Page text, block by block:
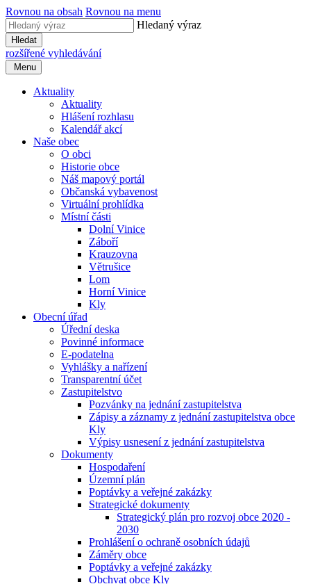
Rovnou na obsah Rovnou na menu
Hledaný výraz
Hledat
rozšířené vyhledávání
Menu
Aktuality
Aktuality
Hlášení rozhlasu
Kalendář akcí
Naše obec
O obci
Historie obce
Náš mapový portál
Občanská vybavenost
Virtuální prohlídka
Místní části
Dolní Vinice
Záboří
Krauzovna
Větrušice
Lom
Horní Vinice
Kly
Obecní úřad
Úřední deska
Povinné informace
E-podatelna
Vyhlášky a nařízení
Transparentní účet
Zastupitelstvo
Pozvánky na jednání zastupitelstva
Zápisy a záznamy z jednání zastupitelstva obce
Kly
Výpisy usnesení z jednání zastupitelstva
Dokumenty
Hospodaření
Územní plán
Poptávky a veřejné zakázky
Strategické dokumenty
Strategický plán pro rozvoj obce 2020 -
2030
Prohlášení o ochraně osobních údajů
Záměry obce
Poptávky a veřejné zakázky
Obchvat obce Kly